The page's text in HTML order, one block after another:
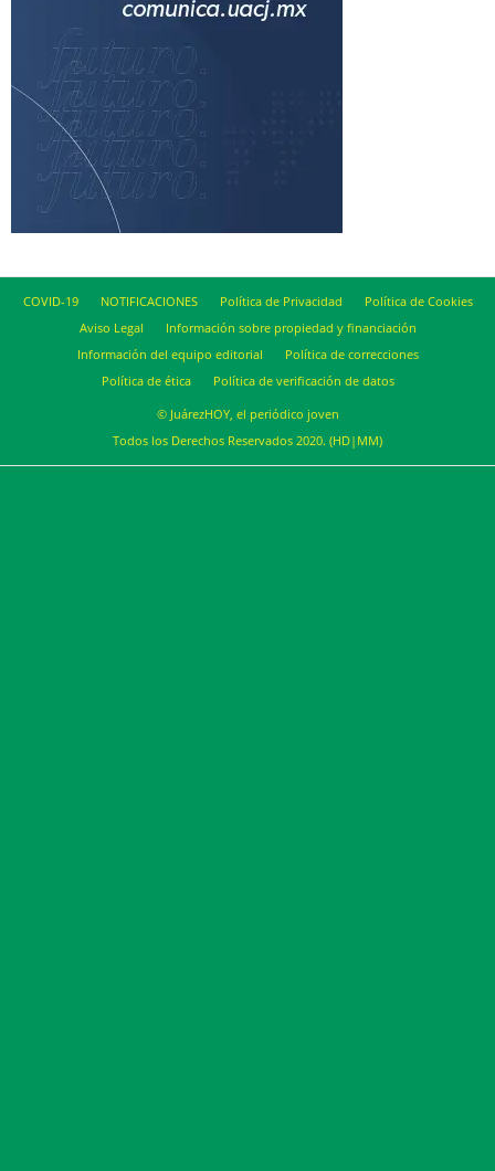
COVID-19 NOTIFICACIONES Política de Privacidad
Política de Cookies
Aviso Legal
Información sobre propiedad y financiación
Información del equipo editorial
Política de correcciones
Política de ética
Política de verificación de datos
© JuárezHOY, el periódico joven
Todos los Derechos Reservados 2020. (HD|MM)